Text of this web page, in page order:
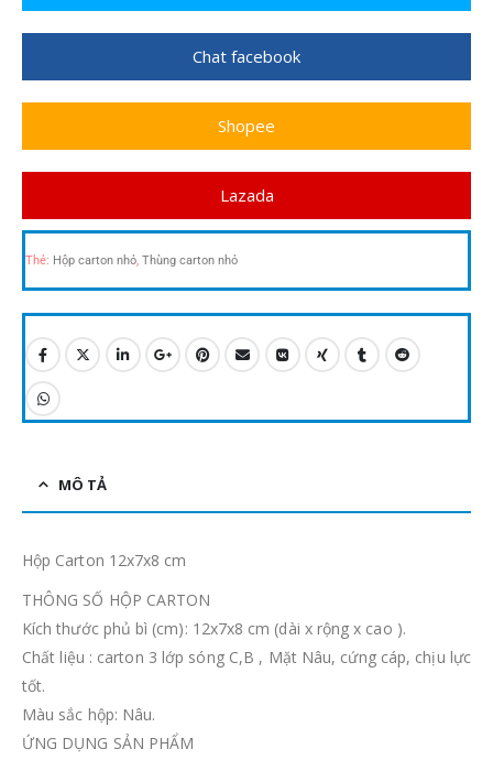
Chat facebook
Shopee
Lazada
Thẻ: Hộp carton nhỏ, Thùng carton nhỏ
MÔ TẢ
Hộp Carton 12x7x8 cm
THÔNG SỐ HỘP CARTON
Kích thước phủ bì (cm): 12x7x8 cm (dài x rộng x cao ).
Chất liệu : carton 3 lớp sóng C,B , Mặt Nâu, cứng cáp, chịu lực
tốt.
Màu sắc hộp: Nâu.
ỨNG DỤNG SẢN PHẨM